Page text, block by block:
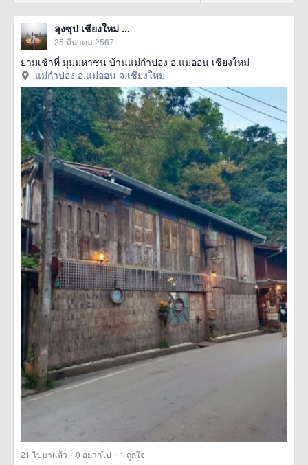
ลุงซุป เชียงใหม่ ...
25 มีนาคม 2567
ยามเช้าที่ มุมมหาชน บ้านแม่กำปอง อ.แม่ออน เชียงใหม่
แม่กำปอง อ.แม่ออน จ.เชียงใหม่
21 ไปมาแล้ว · 0 อยากไป · 1 ถูกใจ